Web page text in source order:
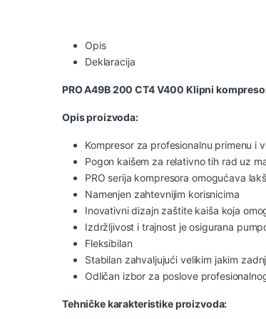
Opis
Deklaracija
PRO A49B 200 CT4 V400 Klipni
Opis proizvoda:
Kompresor za profesionalnu primenu i
Pogon kaišem za relativno tih rad uz
PRO serija kompresora omogućava
Namenjen zahtevnijim korisnicima
Inovativni dizajn zaštite kaiša koja
Izdržljivost i trajnost je osigurana
Fleksibilan
Stabilan zahvaljujući velikim jakim
Odličan izbor za poslove
Tehničke karakteristike proizvoda: